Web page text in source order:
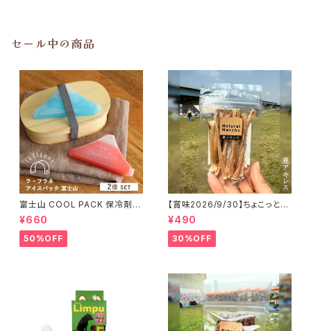
セール中の商品
富士山 COOL PACK 保冷剤 2
個セット ひんやり雑貨 アイスパ
ックla flaner ラフラネ
¥660
50%OFF
【賞味2026/9/30】ちょこっと
「鹿アキレス」ジビエ鹿 おやつ
¥490
30%OFF